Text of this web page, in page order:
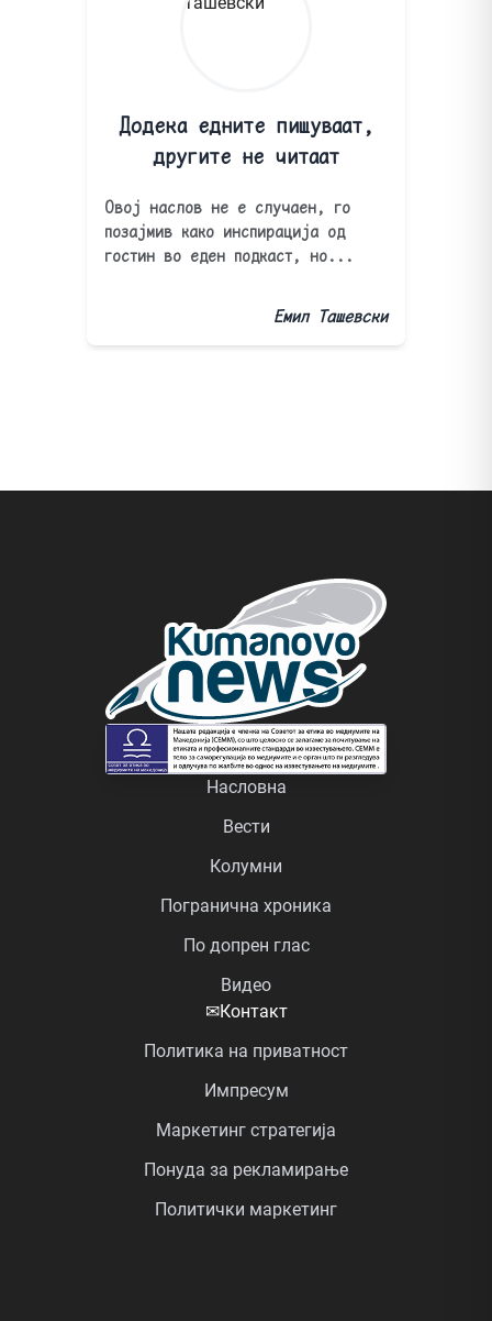
Додека едните пишуваат,
другите не читаат
Овој наслов не е случаен, го
позајмив како инспирација од
гостин во еден подкаст, но...
Емил Ташевски
Насловна
Вести
Колумни
Погранична хроника
По допрен глас
Видео
✉Контакт
Политика на приватност
Импресум
Маркетинг стратегија
Понуда за рекламирање
Политички маркетинг